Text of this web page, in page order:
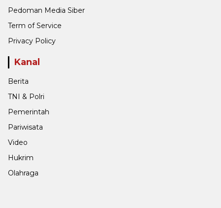
Pedoman Media Siber
Term of Service
Privacy Policy
Kanal
Berita
TNI & Polri
Pemerintah
Pariwisata
Video
Hukrim
Olahraga